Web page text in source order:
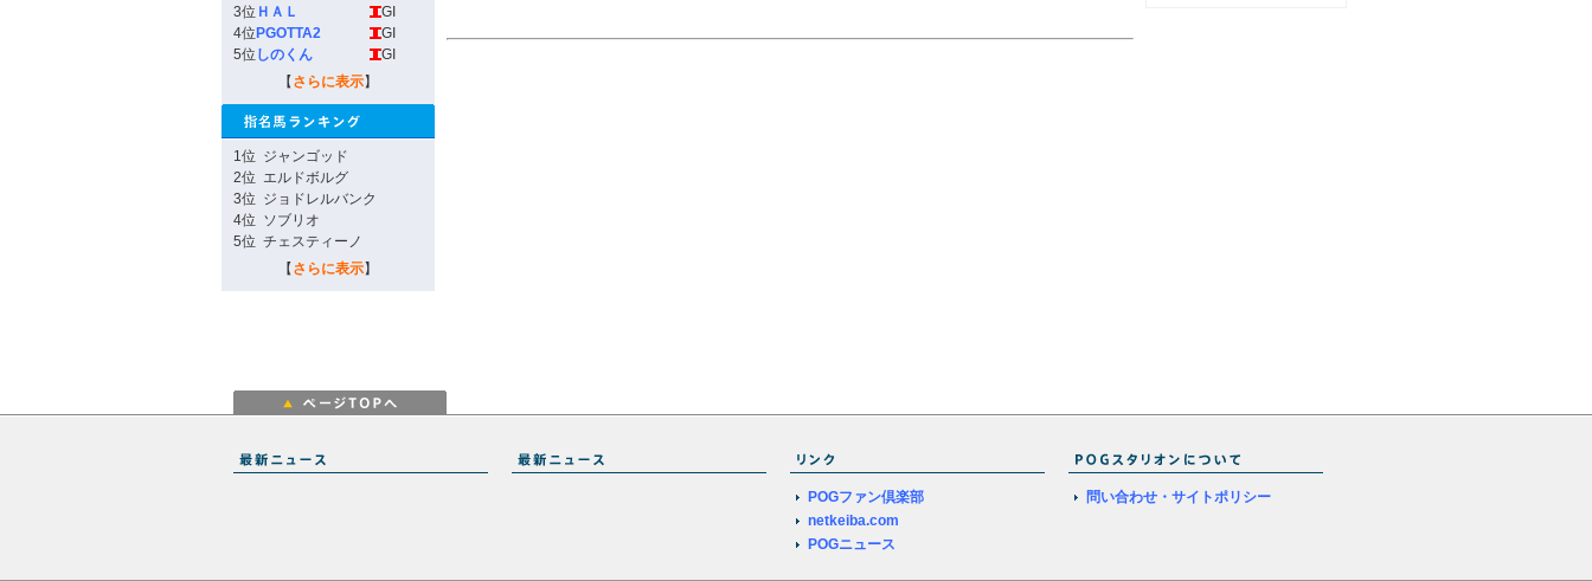
3位 ＨＡＬ
GI
4位 PGOTTA2
GI
5位 しのくん
GI
【 さらに表示】
1位 ジャンゴッド
2位 エルドボルグ
3位 ジョドレルバンク
4位 ソブリオ
5位 チェスティーノ
【 さらに表示】
POGファン倶楽部
netkeiba.com
POGニュース
問い合わせ・サイトポリシー